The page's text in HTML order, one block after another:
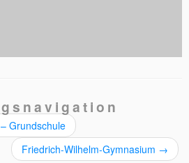
Grundschule
Friedrich-Wilhelm-Gymnasium →